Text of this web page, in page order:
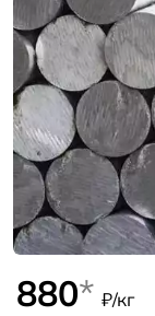
880* ₽/кг